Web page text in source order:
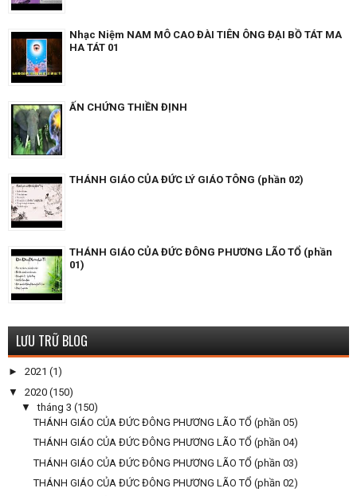
Nhạc Niệm NAM MÔ CAO ĐÀI TIÊN ÔNG ĐẠI BỒ TÁT MA
HA TÁT 01
ẤN CHỨNG THIỀN ĐỊNH
THÁNH GIÁO CỦA ĐỨC LÝ GIÁO TÔNG (phần 02)
THÁNH GIÁO CỦA ĐỨC ĐÔNG PHƯƠNG LÃO TỔ (phần
01)
LƯU TRỮ BLOG
► 2021 (1)
▼ 2020 (150)
▼tháng 3 (150)
THÁNH GIÁO CỦA ĐỨC ĐÔNG PHƯƠNG LÃO TỔ (phần 05)
THÁNH GIÁO CỦA ĐỨC ĐÔNG PHƯƠNG LÃO TỔ (phần 04)
THÁNH GIÁO CỦA ĐỨC ĐÔNG PHƯƠNG LÃO TỔ (phần 03)
THÁNH GIÁO CỦA ĐỨC ĐÔNG PHƯƠNG LÃO TỔ (phần 02)